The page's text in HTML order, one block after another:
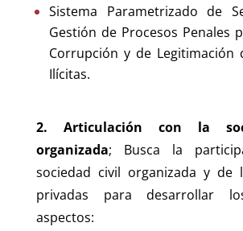
Sistema Parametrizado de
Gestión de Procesos Penales
Corrupción y de Legitimación
Ilícitas.
2. Articulación con la
organizada; Busca la
sociedad civil organizada y de
privadas para desarrollar
aspectos: